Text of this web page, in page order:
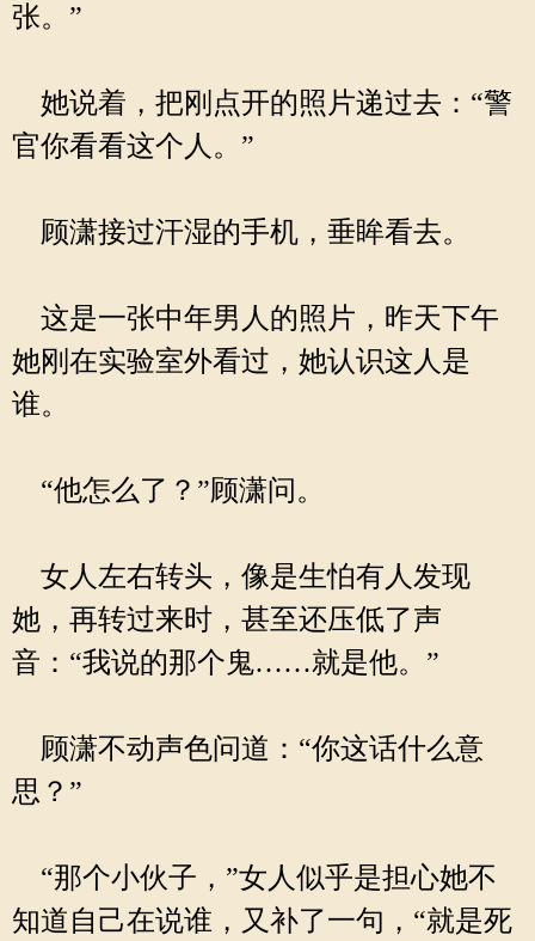
张。”
她说着，把刚点开的照片递过去：“警
官你看看这个人。”
顾潇接过汗湿的手机，垂眸看去。
这是一张中年男人的照片，昨天下午
她刚在实验室外看过，她认识这人是
谁。
“他怎么了？”顾潇问。
女人左右转头，像是生怕有人发现
她，再转过来时，甚至还压低了声
音：“我说的那个鬼……就是他。”
顾潇不动声色问道：“你这话什么意
思？”
“那个小伙子，”女人似乎是担心她不
知道自己在说谁，又补了一句，“就是死